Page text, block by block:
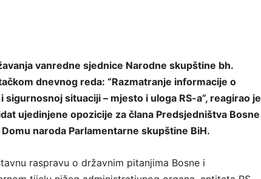
vanredne sjednice Narodne skupštine bh.
dnevnog reda: “Razmatranje informacije o
situaciji – mjesto i uloga RS-a”, reagirao je
ujedinjene opozicije za člana Predsjedništva Bosne
naroda Parlamentarne skupštine BiH.
raspravu o državnim pitanjima Bosne i